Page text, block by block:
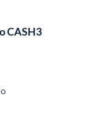
CASH3